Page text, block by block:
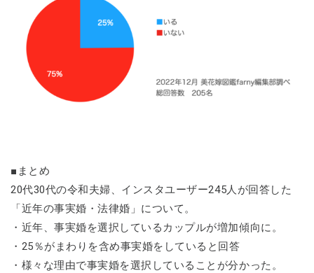
■まとめ
20代30代の令和夫婦、インスタユーザー245人が回答した
「近年の事実婚・法律婚」について。
・近年、事実婚を選択しているカップルが増加傾向に。
・25％がまわりを含め事実婚をしていると回答
・様々な理由で事実婚を選択していることが分かった。